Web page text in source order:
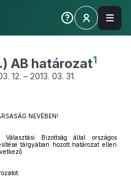
AB határozat1
12. – 2013. 03. 31.
NEVÉBEN!
Bizottság által országos
tárgyában hozott határozat ellen